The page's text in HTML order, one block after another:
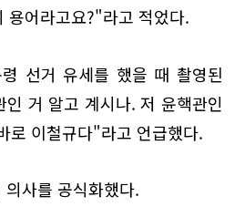
용어라고요?"라고 적었다.
선거 유세를 했을 때 촬영된
거 알고 계시나. 저 윤핵관인
로 이철규다"라고 언급했다.
사를 공식화했다.